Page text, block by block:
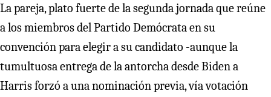
La pareja, plato fuerte de la segunda jornada que reúne
a los miembros del Partido Demócrata en su
convención para elegir a su candidato -aunque la
tumultuosa entrega de la antorcha desde Biden a
Harris forzó a una nominación previa, vía votación